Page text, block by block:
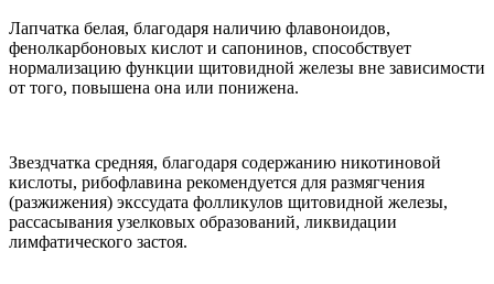
Лапчатка белая, благодаря наличию флавоноидов,
фенолкарбоновых кислот и сапонинов, способствует
нормализацию функции щитовидной железы вне зависимости
от того, повышена она или понижена.
Звездчатка средняя, благодаря содержанию никотиновой
кислоты, рибофлавина рекомендуется для размягчения
(разжижения) экссудата фолликулов щитовидной железы,
рассасывания узелковых образований, ликвидации
лимфатического застоя.